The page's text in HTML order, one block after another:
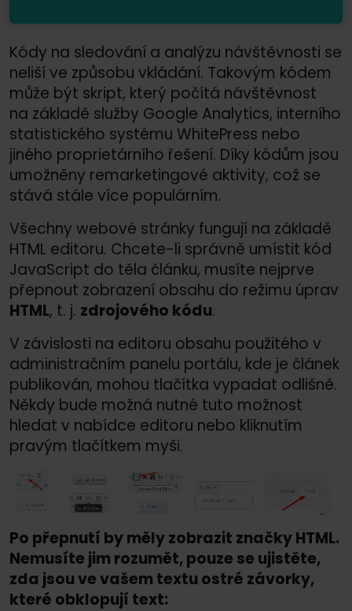
Kódy na sledování a analýzu návštěvnosti se
neliší ve způsobu vkládání. Takovým kódem
může být skript, který počítá návštěvnost
na základě služby Google Analytics, interního
statistického systému WhitePress nebo
jiného proprietárního řešení. Díky kódům jsou
umožněny remarketingové aktivity, což se
stává stále více populárním.
Všechny webové stránky fungují na základě
HTML editoru. Chcete-li správně umístit kód
JavaScript do těla článku, musíte nejprve
přepnout zobrazení obsahu do režimu úprav
HTML, t. j. zdrojového kódu.
V závislosti na editoru obsahu použitého v
administračním panelu portálu, kde je článek
publikován, mohou tlačítka vypadat odlišně.
Někdy bude možná nutné tuto možnost
hledat v nabídce editoru nebo kliknutím
pravým tlačítkem myši.
Po přepnutí by měly zobrazit značky HTML.
Nemusíte jim rozumět, pouze se ujistěte,
zda jsou ve vašem textu ostré závorky,
které obklopují text: